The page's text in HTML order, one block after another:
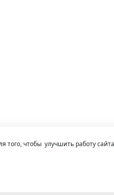
того, чтобы улучшить работу